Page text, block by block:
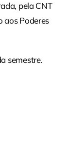
pela CNT
aos Poderes
semestre.